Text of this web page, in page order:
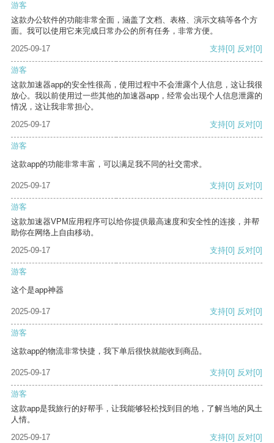
游客
这款办公软件的功能非常全面，涵盖了文档、表格、演示文稿等各个方
面。我可以使用它来完成日常办公的所有任务，非常方便。
2025-09-17
支持[0] 反对[0]
游客
这款加速器app的安全性很高，使用过程中不会泄露个人信息，这让我很
放心。我以前使用过一些其他的加速器app，经常会出现个人信息泄露的
情况，这让我非常担心。
2025-09-17
支持[0] 反对[0]
游客
这款app的功能非常丰富，可以满足我不同的社交需求。
2025-09-17 支持[0] 反对[0]
游客
这款加速器VPM应用程序可以给你提供最高速度和安全性的连接，并帮
助你在网络上自由移动。
2025-09-17
支持[0] 反对[0]
游客
这个是app神器
2025-09-17 支持[0] 反对[0]
游客
这款app的物流非常快捷，我下单后很快就能收到商品。
2025-09-17 支持[0] 反对[0]
游客
这款app是我旅行的好帮手，让我能够轻松找到目的地，了解当地的风土
人情。
2025-09-17
支持[0] 反对[0]